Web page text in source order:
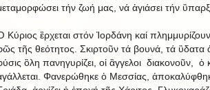
τήν ζωή μας, νά ἁγιάσει τήν
Κύριος ἒρχεται στόν Ἰορδάνη καί
τῆς θεότητος. Σκιρτοῦν τά βουνά, τά ὓδατα
ὃλη πανηγυρίζει, οἱ ἂγγελοι διακονοῦν, ὁ
Φανερώθηκε ὁ Μεσσίας,